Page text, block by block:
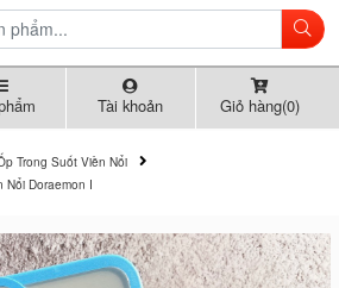
Tài khoản Giỏ hàng(0)
Trong Suốt Viền Nổi
Nổi Doraemon I